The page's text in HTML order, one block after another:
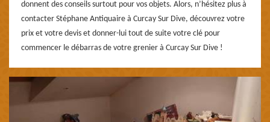
donnent des conseils surtout pour vos objets. Alors, n’hésitez plus à
contacter Stéphane Antiquaire à Curcay Sur Dive, découvrez votre
prix et votre devis et donner-lui tout de suite votre clé pour
commencer le débarras de votre grenier à Curcay Sur Dive !